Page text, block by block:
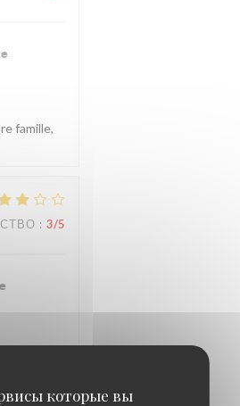
которые вы
famille,
: 3/5
ce jour-
vous